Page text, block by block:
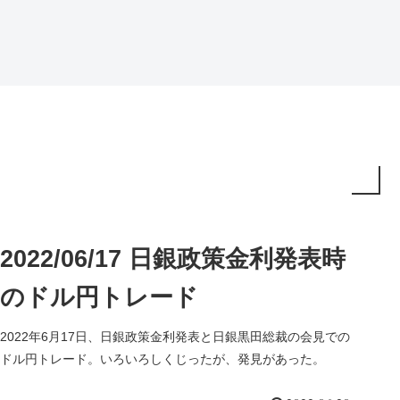
2022/06/17 日銀政策金利発表時
のドル円トレード
2022年6月17日、日銀政策金利発表と日銀黒田総裁の会見での
ドル円トレード。いろいろしくじったが、発見があった。